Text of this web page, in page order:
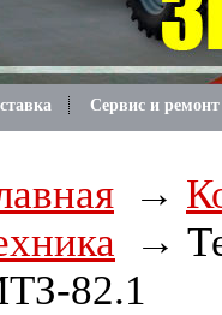
Сервис и ремонт
82.1